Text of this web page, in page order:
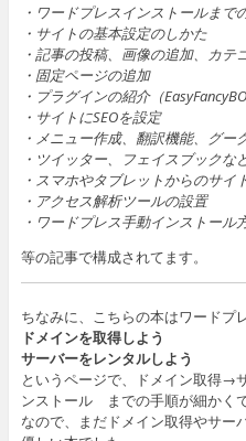
・ワードプレスインストールまで
・サイトの基本設定のしかた
・記事の投稿、画像の追加、カ
・固定ページの追加
・プラグインの紹介（
・サイトにSEOを設定
・メニュー作成、翻訳機能、グー
・ツイッター、フェイスブックな
・スマホやタブレットからのサイ
・アクセス解析ツールの設置
・ワードプレス手動インストール
等の記事で構成されてます。
ちなみに、こちらの本はワードプ
ドメインを取得しよう
サーバーをレンタルしよう
というページで、ドメイン取得→
ンストール までの手順が細かくで
なので、まだドメイン取得やサー